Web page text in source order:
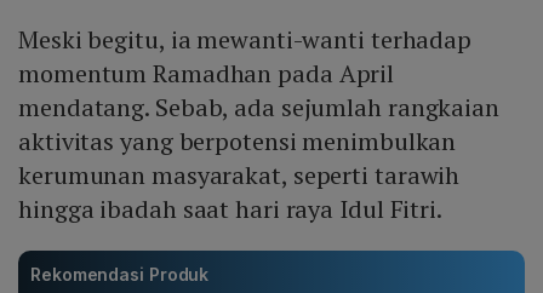
Meski begitu, ia mewanti-wanti terhadap
momentum Ramadhan pada April
mendatang. Sebab, ada sejumlah rangkaian
aktivitas yang berpotensi menimbulkan
kerumunan masyarakat, seperti tarawih
hingga ibadah saat hari raya Idul Fitri.
Rekomendasi Produk